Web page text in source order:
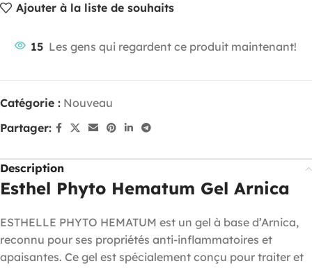
Ajouter à la liste de souhaits
15 Les gens qui regardent ce produit maintenant!
Catégorie : Nouveau
Partager:
Description
Esthel Phyto Hematum Gel Arnica
ESTHELLE PHYTO HEMATUM est un gel à base d’Arnica,
reconnu pour ses propriétés anti-inflammatoires et
apaisantes. Ce gel est spécialement conçu pour traiter et